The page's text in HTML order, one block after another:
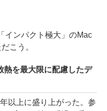
インパクト極大」のMac
こう。
熱を最大限に配慮したデ
以上に盛り上がった。参